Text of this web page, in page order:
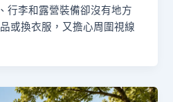
行李和露營裝備卻沒有地方
或換衣服，又擔心周圍視線